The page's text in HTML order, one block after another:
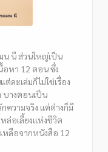
นี ส่วนใหญ่เป็น
อหา 12 ตอน ซึ่ง
ละเล่มก็ไม่ใช่เรื่อง
บางตอนเป็น
วามจริง แต่ต่างก็มี
ล่อเลี้ยงแห่งชีวิต
หลือจากหนังสือ 12